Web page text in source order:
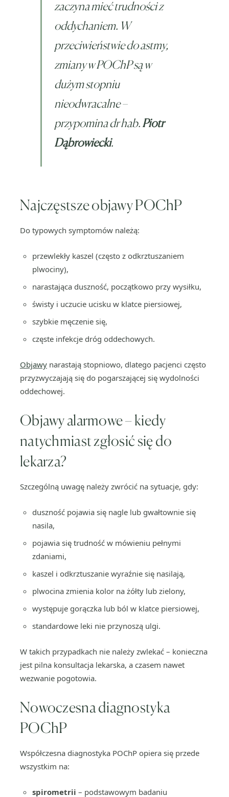
zaczyna mieć trudności z
oddychaniem. W
przeciwieństwie do astmy,
zmiany w POChP są w
dużym stopniu
nieodwracalne –
przypomina dr hab.Piotr
Dąbrowiecki.
Najczęstsze objawy POChP
Do typowych symptomów należą:
przewlekły kaszel (często z odkrztuszaniem
plwociny),
narastająca duszność, początkowo przy wysiłku,
świsty i uczucie ucisku w klatce piersiowej,
szybkie męczenie się,
częste infekcje dróg oddechowych.
Objawy narastają stopniowo, dlatego pacjenci często
przyzwyczajają się do pogarszającej się wydolności
oddechowej.
Objawy alarmowe – kiedy
natychmiast zgłosić się do
lekarza?
Szczególną uwagę należy zwrócić na sytuacje, gdy:
duszność pojawia się nagle lub gwałtownie się
nasila,
pojawia się trudność w mówieniu pełnymi
zdaniami,
kaszel i odkrztuszanie wyraźnie się nasilają,
plwocina zmienia kolor na żółty lub zielony,
występuje gorączka lub ból w klatce piersiowej,
standardowe leki nie przynoszą ulgi.
W takich przypadkach nie należy zwlekać – konieczna
jest pilna konsultacja lekarska, a czasem nawet
wezwanie pogotowia.
Nowoczesna diagnostyka
POChP
Współczesna diagnostyka POChP opiera się przede
wszystkim na:
spirometrii – podstawowym badaniu